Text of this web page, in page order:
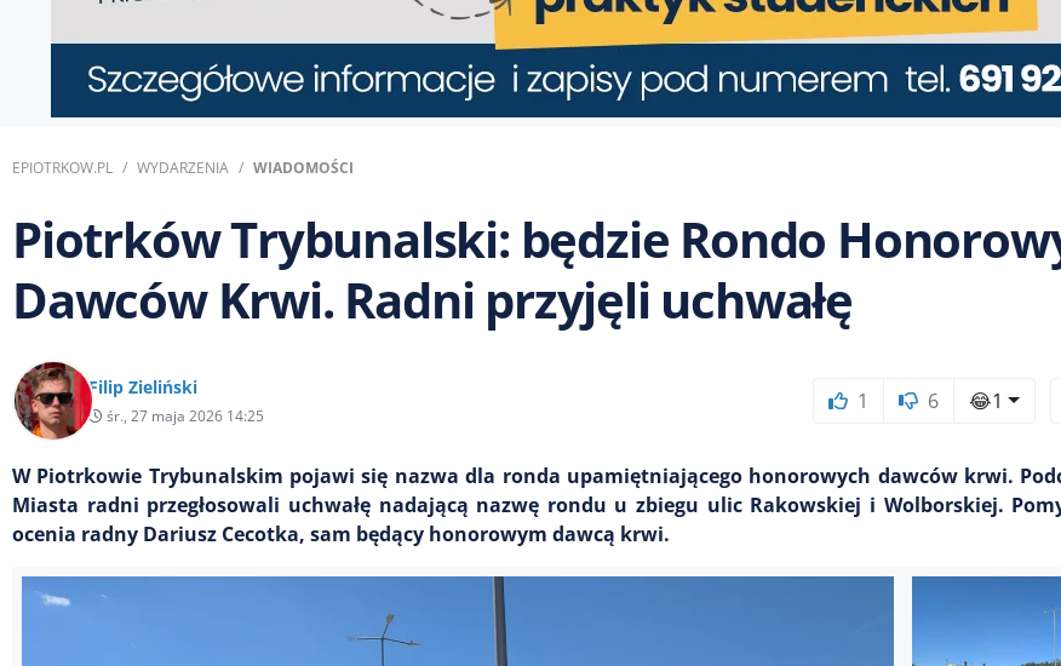
EPIOTRKOW.PL WYDARZENIA WIADOMOŚCI
Piotrków Trybunalski: będzie Rondo
Dawców Krwi. Radni przyjęli uchwałę
Filip Zieliński
śr., 27 maja 2026 14:25
1 6 😂1
W Piotrkowie Trybunalskim pojawi się nazwa dla ronda upamiętniającego honorowych dawców krwi.
Miasta radni przegłosowali uchwałę nadającą nazwę rondu u zbiegu ulic Rakowskiej i Wolborskiej.
ocenia radny Dariusz Cecotka, sam będący honorowym dawcą krwi.